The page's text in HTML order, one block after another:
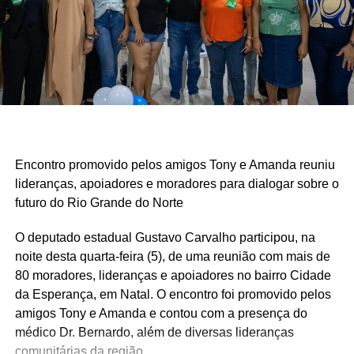
Encontro promovido pelos amigos Tony e Amanda reuniu
lideranças, apoiadores e moradores para dialogar sobre o
futuro do Rio Grande do Norte
O deputado estadual Gustavo Carvalho participou, na
noite desta quarta-feira (5), de uma reunião com mais de
80 moradores, lideranças e apoiadores no bairro Cidade
da Esperança, em Natal. O encontro foi promovido pelos
amigos Tony e Amanda e contou com a presença do
médico Dr. Bernardo, além de diversas lideranças
comunitárias da região.